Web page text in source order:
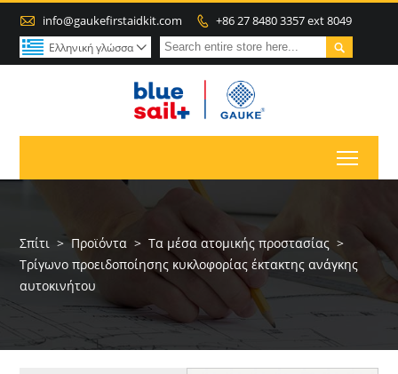
 info@gaukefirstaidkit.com  +86 27 8480 3357 ext 8049

Ελληνική γλώσσα 
Σπίτι > Προϊόντα > Τα μέσα ατομικής προστασίας >
Τρίγωνο προειδοποίησης κυκλοφορίας έκτακτης ανάγκης
αυτοκινήτου